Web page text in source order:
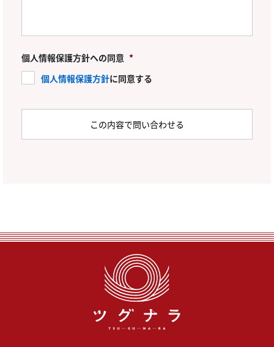
個人情報保護方針への同意 *
個人情報保護方針に同意する